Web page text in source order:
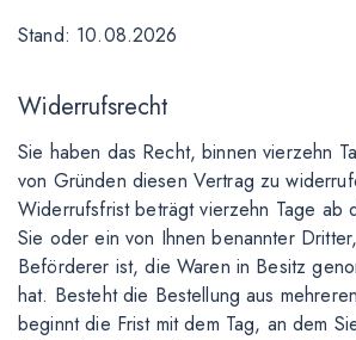
Stand: 10.08.2026
Widerrufsrecht
Sie haben das Recht, binnen vierzehn
von Gründen diesen Vertrag zu
Widerrufsfrist beträgt vierzehn Tage ab
Sie oder ein von Ihnen benannter
Beförderer ist, die Waren in Besitz
hat. Besteht die Bestellung aus
beginnt die Frist mit dem Tag, an dem